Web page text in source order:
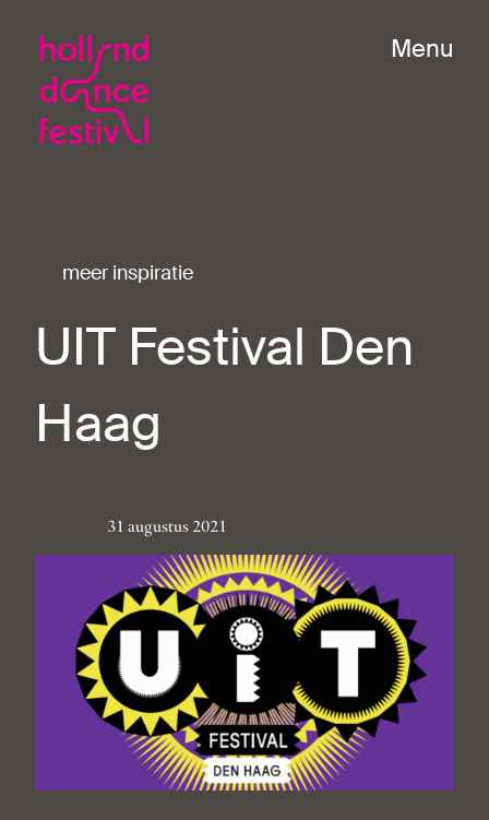
Menu
meer inspiratie
UIT Festival Den
Haag
31 augustus 2021